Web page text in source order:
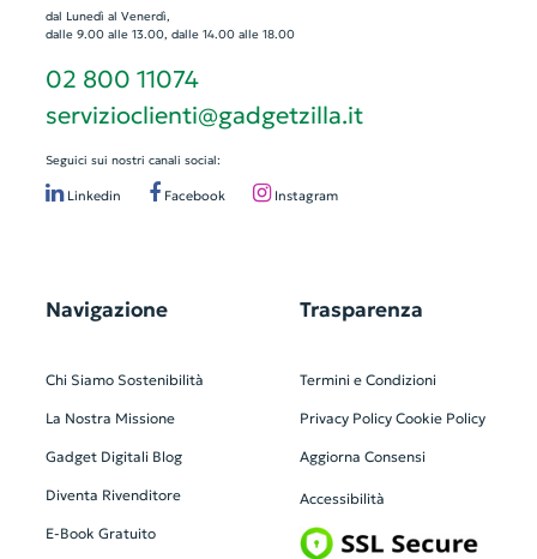
dal Lunedì al Venerdì,
dalle 9.00 alle 13.00, dalle 14.00 alle 18.00
02 800 11074
servizioclienti@gadgetzilla.it
Seguici sui nostri canali social:
Linkedin Facebook Instagram
Navigazione
Chi Siamo Sostenibilità
La Nostra Missione
Gadget Digitali Blog
Diventa Rivenditore
E-Book Gratuito
Trasparenza
Termini e Condizioni
Privacy Policy Cookie Policy
Aggiorna Consensi
Accessibilità